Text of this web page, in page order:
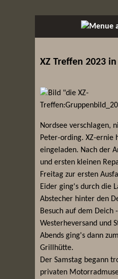
XZ Treffen 2023
Nordsee verschlagen,
Peter-ording. XZ-ernie
eingeladen. Nach der
und ersten kleinen
Freitag zur ersten
Eider ging's durch die
Abstecher hinter den
Besuch auf dem Deich
Westerheversand und
Abends ging's dann
Grillhütte.
Der Samstag begann
privaten